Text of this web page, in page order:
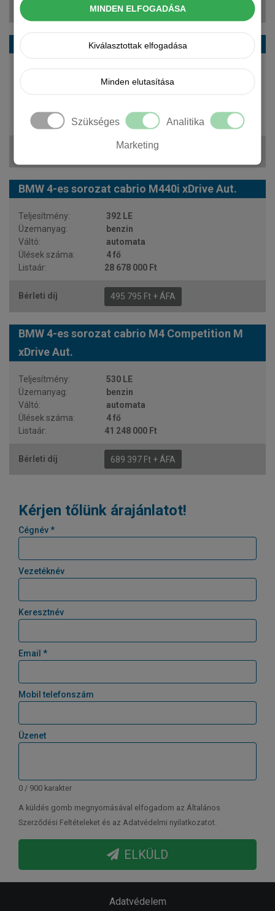
MINDEN ELFOGADÁSA
Kiválasztottak elfogadása
Minden elutasítása
Szükséges Analitika
Marketing
422 134 Ft + ÁFA
BMW 4-es sorozat cabrio M440d xDrive Aut.
diesel
28 887 000 Ft
495 302 Ft + ÁFA
BMW 4-es sorozat cabrio M440i xDrive Aut.
392 LE
benzin
automata
4 fő
28 678 000 Ft
495 795 Ft + ÁFA
BMW 4-es sorozat cabrio M4 Competition M
xDrive Aut.
530 LE
benzin
automata
4 fő
41 248 000 Ft
689 397 Ft + ÁFA
Kérjen tőlünk árajánlatot!
Cégnév *
Vezetéknév
Keresztnév
Email *
Mobil telefonszám
Üzenet
0 / 900 karakter
A küldés gomb megnyomásával elfogadom az Általános
Szerződési Feltételeket és az Adatvédelmi nyilatkozatot.
ELKÜLD
Adatvédelem